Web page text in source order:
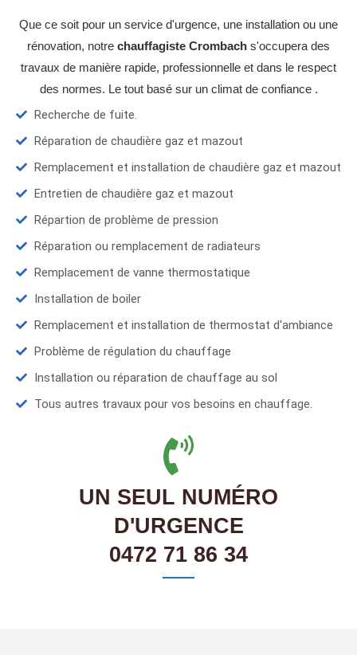
Que ce soit pour un service d'urgence, une installation ou une
rénovation, notre chauffagiste Crombach s'occupera des
travaux de manière rapide, professionnelle et dans le respect
des normes. Le tout basé sur un climat de confiance .
Recherche de fuite.
Réparation de chaudière gaz et mazout
Remplacement et installation de chaudière gaz et mazout
Entretien de chaudière gaz et mazout
Répartion de problème de pression
Réparation ou remplacement de radiateurs
Remplacement de vanne thermostatique
Installation de boiler
Remplacement et installation de thermostat d'ambiance
Problème de régulation du chauffage
Installation ou réparation de chauffage au sol
Tous autres travaux pour vos besoins en chauffage.
UN SEUL NUMÉRO
D'URGENCE
0472 71 86 34